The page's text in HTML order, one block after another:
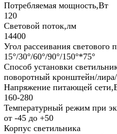
Потребляемая мощность,Вт
120
Световой поток,лм
14400
Угол рассеивания светового
15°/30°/60°/90°/150°*75°
Способ установки
поворотный кронштейн/
Напряжение питающей
160-280
Температурный режим при
от -45 до +50
Корпус светильника